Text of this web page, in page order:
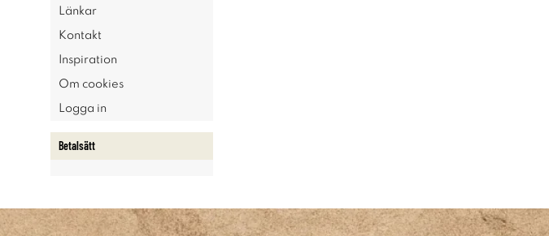
Länkar
Kontakt
Inspiration
Om cookies
Logga in
Betalsätt